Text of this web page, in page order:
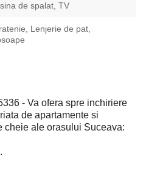
de spalat, TV
Lenjerie de pat,
- Va ofera spre inchiriere
de apartamente si
cheie ale orasului Suceava: